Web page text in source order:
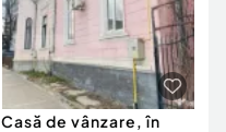
Casă de vânzare, în